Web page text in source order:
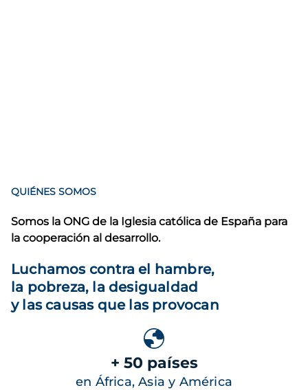
QUIÉNES SOMOS
Somos la ONG de la Iglesia católica de España para
la cooperación al desarrollo.
Luchamos contra el hambre,
la pobreza, la desigualdad
y las causas que las provocan
+ 50 países
en África, Asia y América